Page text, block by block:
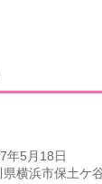
年5月18日
横浜市保土ケ